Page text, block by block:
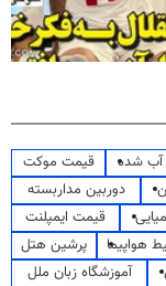
آب شده
قیمت موکت
دوربین مداربسته
قیمت ایمپلنت
هواپیما
پرشین هتل
آموزشگاه زبان ملل